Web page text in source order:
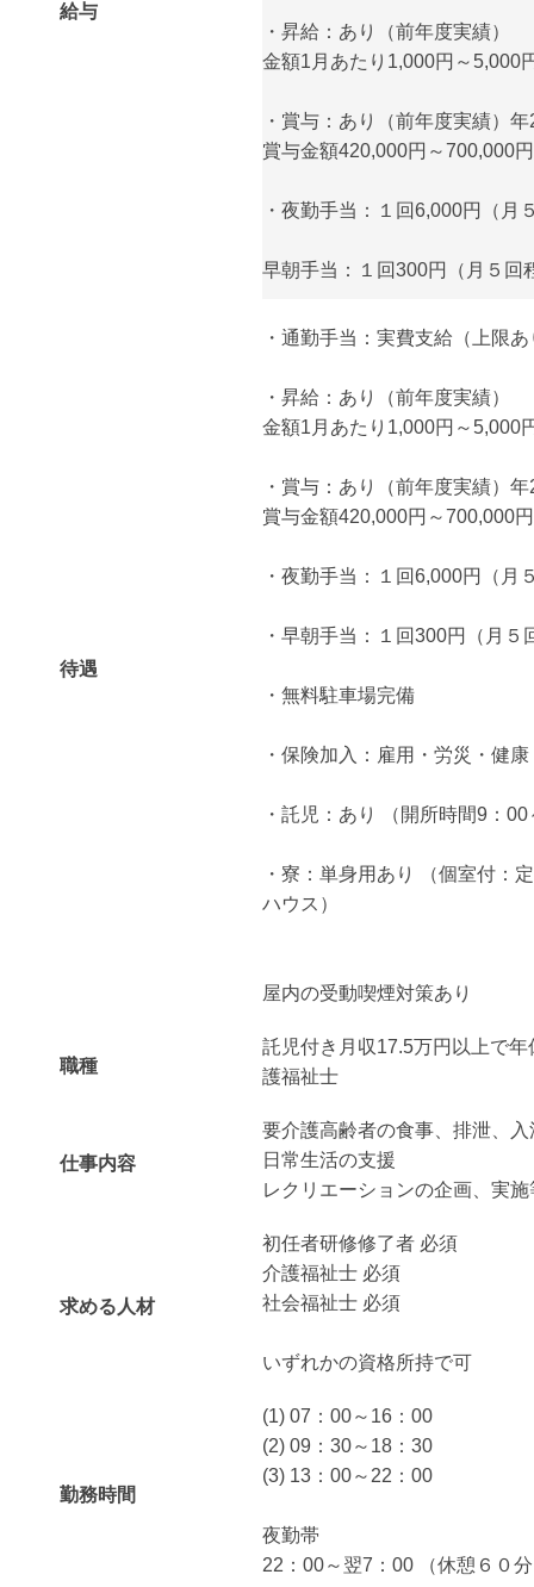
給与
・昇給：あり（前年度実績）
金額1月あたり1,000円～5,000
・賞与：あり（前年度実績）年
賞与金額420,000円～700,000円
・夜勤手当：１回6,000円（月
早朝手当：１回300円（月５回
待遇
・通勤手当：実費支給（上限
・昇給：あり（前年度実績）
金額1月あたり1,000円～5,000
・賞与：あり（前年度実績）年
賞与金額420,000円～700,000円
・夜勤手当：１回6,000円（月
・早朝手当：１回300円（月５
・無料駐車場完備
・保険加入：雇用・労災・健
・託児：あり （開所時間9：
・寮：単身用あり （個室付：
ハウス）
屋内の受動喫煙対策あり
職種
託児付き月収17.5万円以上で
護福祉士
仕事内容
要介護高齢者の食事、排泄、入
日常生活の支援
レクリエーションの企画、実施
求める人材
初任者研修修了者 必須
介護福祉士 必須
社会福祉士 必須
いずれかの資格所持で可
勤務時間
(1) 07：00～16：00
(2) 09：30～18：30
(3) 13：00～22：00
夜勤帯
22：00～翌7：00 （休憩６０